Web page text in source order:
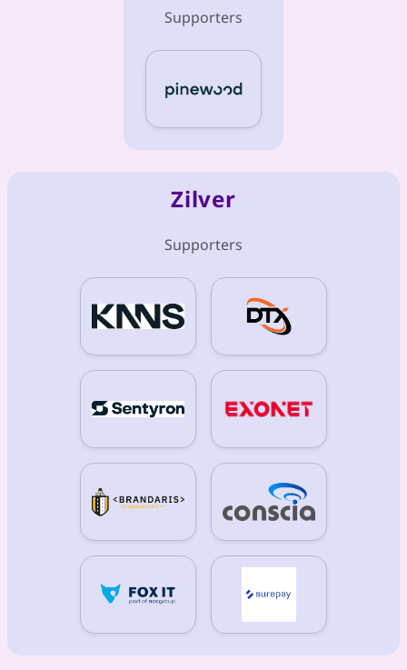
Supporters
Zilver
Supporters